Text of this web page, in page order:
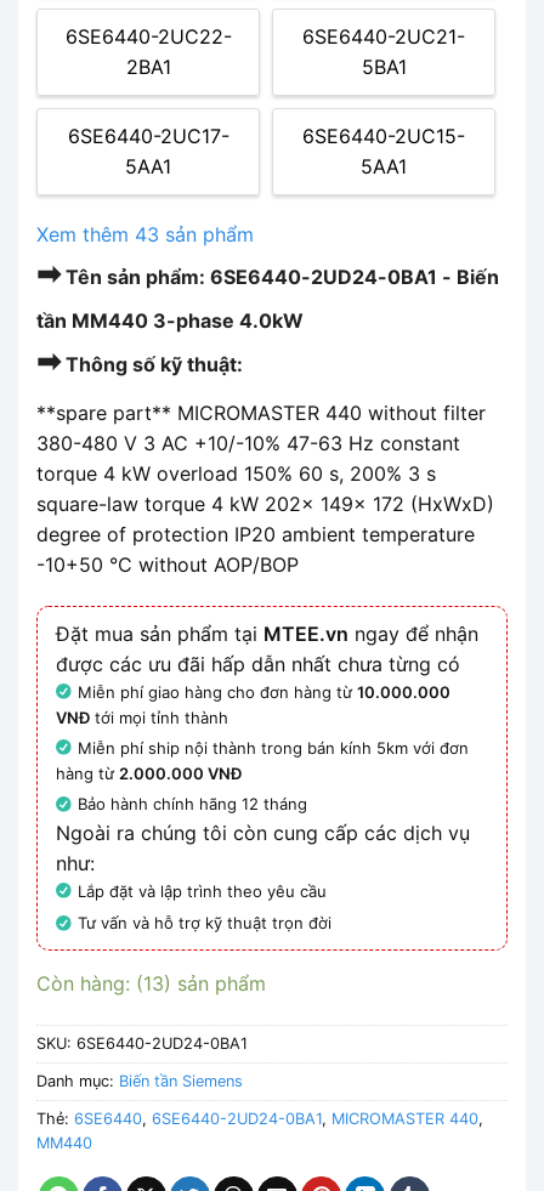
6SE6440-2UC22-
2BA1
6SE6440-2UC21-
5BA1
6SE6440-2UC17-
5AA1
6SE6440-2UC15-
5AA1
Xem thêm 43 sản phẩm
➡Tên sản phẩm: 6SE6440-2UD24-0BA1 - Biến
tần MM440 3-phase 4.0kW
➡Thông số kỹ thuật:
**spare part** MICROMASTER 440 without filter
380-480 V 3 AC +10/-10% 47-63 Hz constant
torque 4 kW overload 150% 60 s, 200% 3 s
square-law torque 4 kW 202x 149x 172 (HxWxD)
degree of protection IP20 ambient temperature
-10+50 °C without AOP/BOP
Đặt mua sản phẩm tại MTEE.vn ngay để nhận
được các ưu đãi hấp dẫn nhất chưa từng có
Miễn phí giao hàng cho đơn hàng từ10.000.000
VNĐ tới mọi tỉnh thành
Miễn phí ship nội thành trong bán kính 5km với đơn
hàng từ2.000.000 VNĐ
Bảo hành chính hãng 12 tháng
Ngoài ra chúng tôi còn cung cấp các dịch vụ
như:
Lắp đặt và lập trình theo yêu cầu
Tư vấn và hỗ trợ kỹ thuật trọn đời
Còn hàng: (13) sản phẩm
SKU: 6SE6440-2UD24-0BA1
Danh mục: Biến tần Siemens
Thẻ: 6SE6440, 6SE6440-2UD24-0BA1, MICROMASTER 440,
MM440